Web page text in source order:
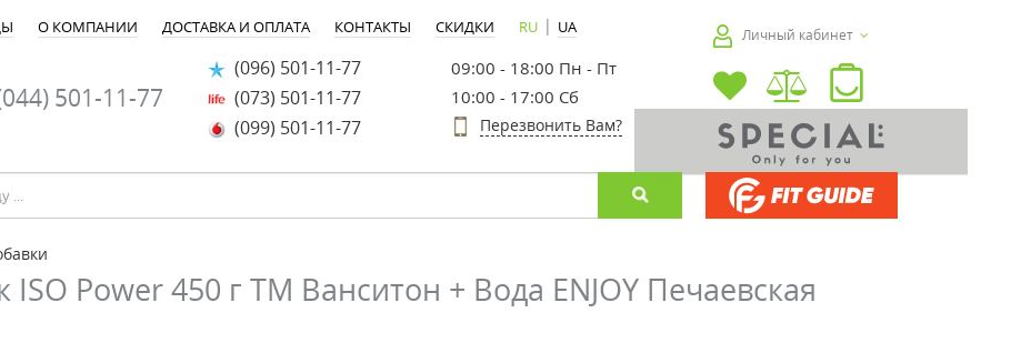
О КОМПАНИИ ДОСТАВКА И ОПЛАТА КОНТАКТЫ СКИДКИ RU | UA
501-11-77
(096) 501-11-77
(073) 501-11-77
(099) 501-11-77
09:00 - 18:00 Пн - Пт
10:00 - 17:00 Сб
Перезвонить Вам?
Личный кабинет
Power 450 г ТМ Ванситон + Вода ENJOY Печаевская